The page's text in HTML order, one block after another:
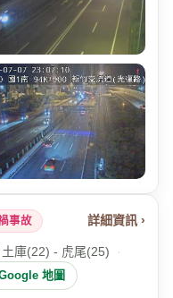
事故 詳細資訊 ›
土庫(22) - 虎尾(25)
·
地圖